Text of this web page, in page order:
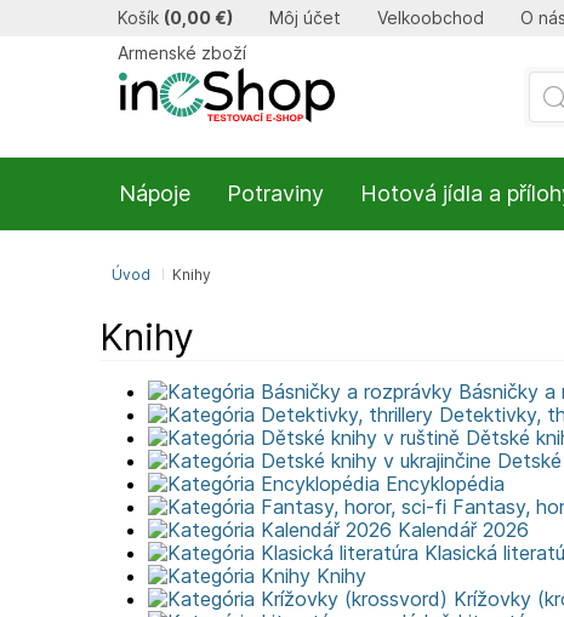
Knihy
Básničky a
Detektivky,
Dětské
Encyklopédia
Fantasy,
Kalendář 2026
Klasická
Knihy
Krížovky
Košík (0,00 €) Môj účet Velkoobchod O nás
Armenské zboží
Úvod Knihy
Nápoje Potraviny Hotová jídla a